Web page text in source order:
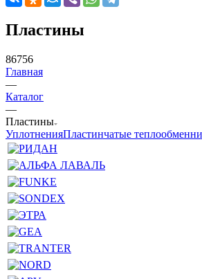
Пластины
86756
Главная
—
Каталог
—
Пластины
УплотненияПластинчатые